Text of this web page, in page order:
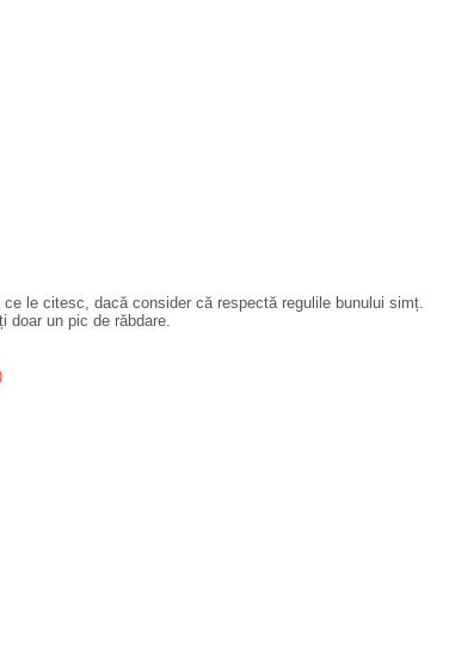
le citesc, dacă consider că respectă regulile bunului simț.
doar un pic de răbdare.